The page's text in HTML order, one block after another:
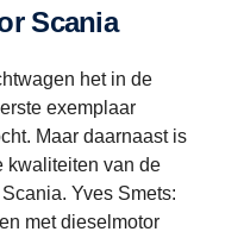
Scania
het in de
exemplaar
Maar daarnaast is
kwaliteiten van de
Yves Smets:
met dieselmotor